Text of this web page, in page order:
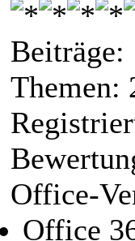
Beiträge:
Themen:
Office-
Office